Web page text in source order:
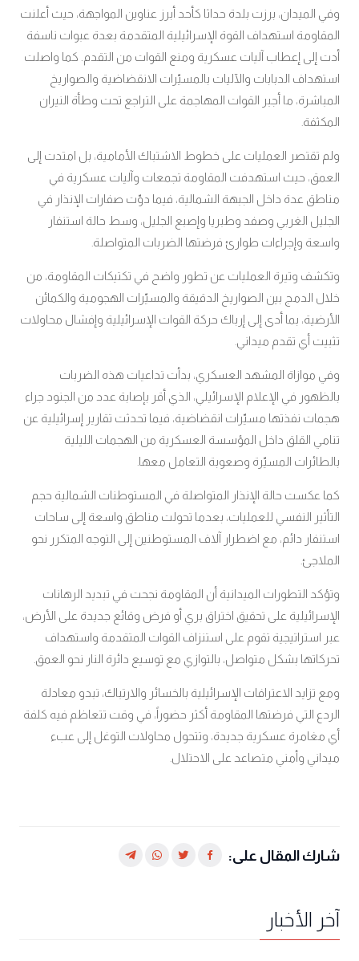
وفي الميدان، برزت بلدة حداثا كأحد أبرز عناوين المواجهة، حيث أعلنت
المقاومة استهداف القوة الإسرائيلية المتقدمة بعدة عبوات ناسفة
أدت إلى إعطاب آليات عسكرية ومنع القوات من التقدم. كما واصلت
استهداف الدبابات والآليات بالمسيّرات الانقضاضية والصواريخ
المباشرة، ما أجبر القوات المهاجمة على التراجع تحت وطأة النيران
المكثفة.
ولم تقتصر العمليات على خطوط الاشتباك الأمامية، بل امتدت إلى
العمق، حيث استهدفت المقاومة تجمعات وآليات عسكرية في
مناطق عدة داخل الجبهة الشمالية، فيما دوّت صفارات الإنذار في
الجليل الغربي وصفد وطبريا وإصبع الجليل، وسط حالة استنفار
واسعة وإجراءات طوارئ فرضتها الضربات المتواصلة.
وتكشف وتيرة العمليات عن تطور واضح في تكتيكات المقاومة، من
خلال الدمج بين الصواريخ الدقيقة والمسيّرات الهجومية والكمائن
الأرضية، بما أدى إلى إرباك حركة القوات الإسرائيلية وإفشال محاولات
تثبيت أي تقدم ميداني.
وفي موازاة المشهد العسكري، بدأت تداعيات هذه الضربات
بالظهور في الإعلام الإسرائيلي، الذي أقر بإصابة عدد من الجنود جراء
هجمات نفذتها مسيّرات انقضاضية، فيما تحدثت تقارير إسرائيلية عن
تنامي القلق داخل المؤسسة العسكرية من الهجمات الليلية
بالطائرات المسيّرة وصعوبة التعامل معها.
كما عكست حالة الإنذار المتواصلة في المستوطنات الشمالية حجم
التأثير النفسي للعمليات، بعدما تحولت مناطق واسعة إلى ساحات
استنفار دائم، مع اضطرار آلاف المستوطنين إلى التوجه المتكرر نحو
الملاجئ.
وتؤكد التطورات الميدانية أن المقاومة نجحت في تبديد الرهانات
الإسرائيلية على تحقيق اختراق بري أو فرض وقائع جديدة على الأرض،
عبر استراتيجية تقوم على استنزاف القوات المتقدمة واستهداف
تحركاتها بشكل متواصل، بالتوازي مع توسيع دائرة النار نحو العمق.
ومع تزايد الاعترافات الإسرائيلية بالخسائر والارتباك، تبدو معادلة
الردع التي فرضتها المقاومة أكثر حضوراً، في وقت تتعاظم فيه كلفة
أي مغامرة عسكرية جديدة، وتتحول محاولات التوغل إلى عبء
ميداني وأمني متصاعد على الاحتلال.
شارك المقال على:
آخر الأخبار